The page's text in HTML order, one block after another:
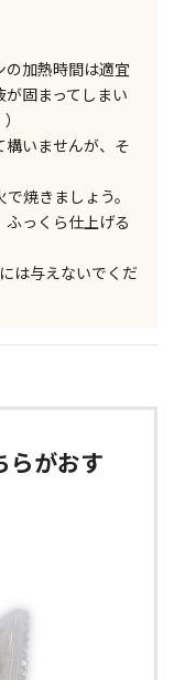
加熱時間は適宜
固まってしまい
いませんが、そ
焼きましょう。
っくら仕上げる
は与えないでくだ
らがおす